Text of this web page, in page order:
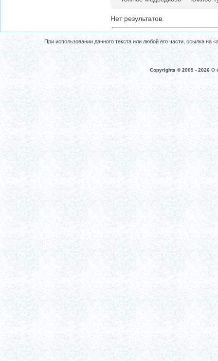
Нет результатов.
При использовании данного текста или любой его части, ссылка
Copyrights © 2009 - 2026 О